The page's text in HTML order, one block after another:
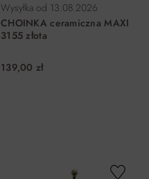
Wysyłka od 13.08.2026
CHOINKA ceramiczna MAXI
3155 złota
139,00 zł